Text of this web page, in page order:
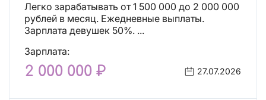
Легко зарабатывать от 1 500 000 до 2 000 000
рублей в месяц. Ежедневные выплаты.
Зарплата девушек 50%. ...
Зарплата:
2 000 000 ₽ 27.07.2026